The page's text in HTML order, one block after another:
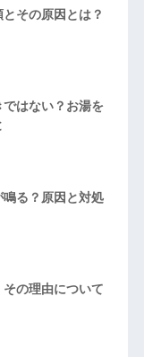
その原因とは？
はない？お湯を
る？原因と対処
の理由について